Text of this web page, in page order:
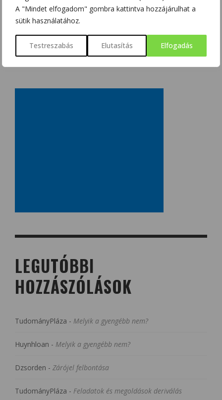
A "Mindet elfogadom" gombra kattintva hozzájárulhat a
sütik használatához.
Testreszabás Elutasítás Elfogadás
LEGUTÓBBI
HOZZÁSZÓLÁSOK
TudományPláza - Melyik a gyengébb nem?
Huynhloan - Melyik a gyengébb nem?
Dzsorden - Zárójel felbontása
TudományPláza - Feladatok és megoldások deriválás